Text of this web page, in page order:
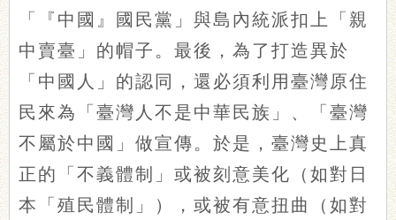
「『中國』國民黨」與島內統派扣上「親
中賣臺」的帽子。最後，為了打造異於
「中國人」的認同，還必須利用臺灣原住
民來為「臺灣人不是中華民族」、「臺灣
不屬於中國」做宣傳。於是，臺灣史上真
正的「不義體制」或被刻意美化（如對日
本「殖民體制」），或被有意扭曲（如對